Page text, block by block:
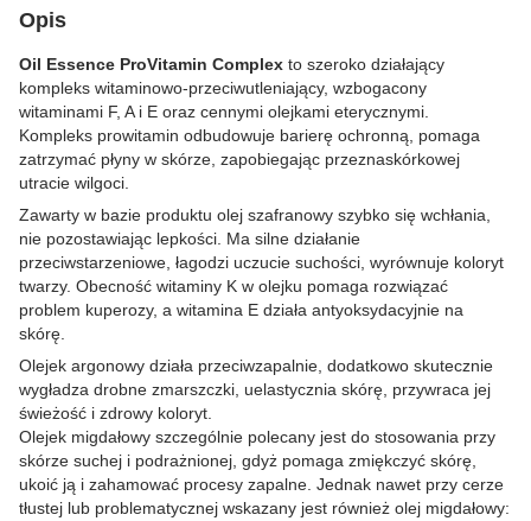
Opis
Oil Essenсe ProVitamin Complex to szeroko działający
kompleks witaminowo-przeciwutleniający, wzbogacony
witaminami F, A i E oraz cennymi olejkami eterycznymi.
Kompleks prowitamin odbudowuje barierę ochronną, pomaga
zatrzymać płyny w skórze, zapobiegając przeznaskórkowej
utracie wilgoci.
Zawarty w bazie produktu olej szafranowy szybko się wchłania,
nie pozostawiając lepkości. Ma silne działanie
przeciwstarzeniowe, łagodzi uczucie suchości, wyrównuje koloryt
twarzy. Obecność witaminy K w olejku pomaga rozwiązać
problem kuperozy, a witamina E działa antyoksydacyjnie na
skórę.
Olejek argonowy działa przeciwzapalnie, dodatkowo skutecznie
wygładza drobne zmarszczki, uelastycznia skórę, przywraca jej
świeżość i zdrowy koloryt.
Olejek migdałowy szczególnie polecany jest do stosowania przy
skórze suchej i podrażnionej, gdyż pomaga zmiękczyć skórę,
ukoić ją i zahamować procesy zapalne. Jednak nawet przy cerze
tłustej lub problematycznej wskazany jest również olej migdałowy: